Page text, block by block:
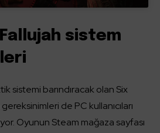
sistem
sistemi barındıracak olan Six
de PC kullanıcıları
Oyunun Steam mağaza sayfası